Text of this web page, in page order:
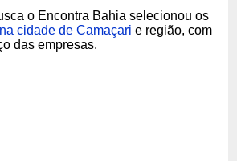
o Encontra Bahia selecionou os
cidade de Camaçari e região, com
das empresas.